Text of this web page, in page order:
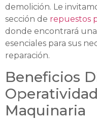
demolición. Le
sección de repuestos
donde encontrará
esenciales para sus
reparación.
Beneficios
Maquinaria